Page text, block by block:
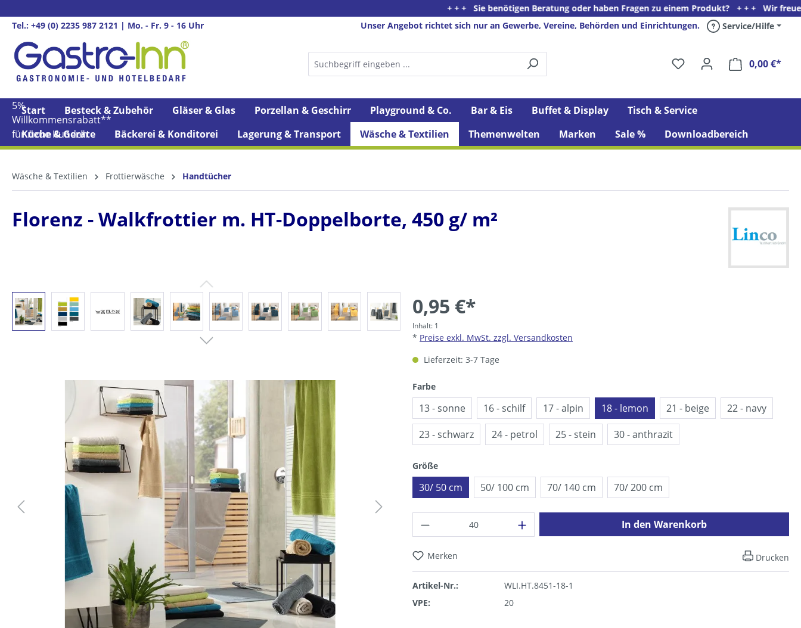
Zur Hauptnavigation springen
+ + + Sie benötigen Beratung oder haben Fragen zu einem Produkt? + + + Wir freuen uns auf
Tel.: +49 (0) 2235 987 2121 | Mo. - Fr. 9 - 16 Uhr
Unser Angebot richtet sich nur an Gewerbe, Vereine, Behörden und Einrichtungen. Service/Hilfe
0,00 €*
5%
Willkommens­rabatt**
für neue Kunden
Start Besteck & Zubehör Gläser & Glas Porzellan & Geschirr Playground & Co. Bar & Eis Buffet & Display
Tisch & Service
Küche & Geräte
Bäckerei & Konditorei Lagerung & Transport Wäsche & Textilien Themenwelten Marken Sale % Downloadbereich
Wäsche & Textilien Frottierwäsche Handtücher
Florenz - Walkfrottier m. HT-Doppelborte, 450 g/ m²
Bildergalerie überspringen 0,95 €*
Inhalt: 1
* Preise exkl. MwSt. zzgl. Versandkosten
Lieferzeit: 3-7 Tage
Farbeauswählen
13 - sonne 16 - schilf 17 - alpin 18 - lemon 21 - beige
22 - navy
23 - schwarz
24 - petrol 25 - stein 30 - anthrazit
Größeauswählen
30/ 50 cm 50/ 100 cm 70/ 140 cm 70/ 200 cm
Produkt Anzahl: Gib den gewünschten Wert ein oder
In den Warenkorb
Merken Drucken
Artikel-Nr.:
WLI.HT.8451-18-1
VPE:
20